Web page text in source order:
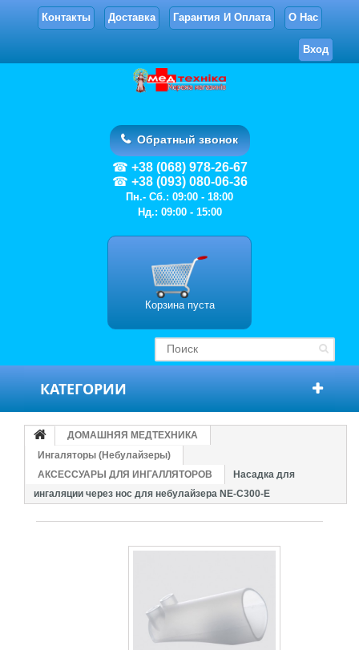
Контакты Доставка Гарантия И Оплата О Нас
Вход
Обратный звонок
+38 (068) 978-26-67
+38 (093) 080-06-36
Пн.- Сб.: 09:00 - 18:00
Нд.: 09:00 - 15:00
Корзина пуста
КАТЕГОРИИ
ДОМАШНЯЯ МЕДТЕХНИКА
Ингаляторы (Небулайзеры)
АКСЕССУАРЫ ДЛЯ ИНГАЛЛЯТОРОВ
Насадка для
ингаляции через нос для небулайзера NE-C300-E